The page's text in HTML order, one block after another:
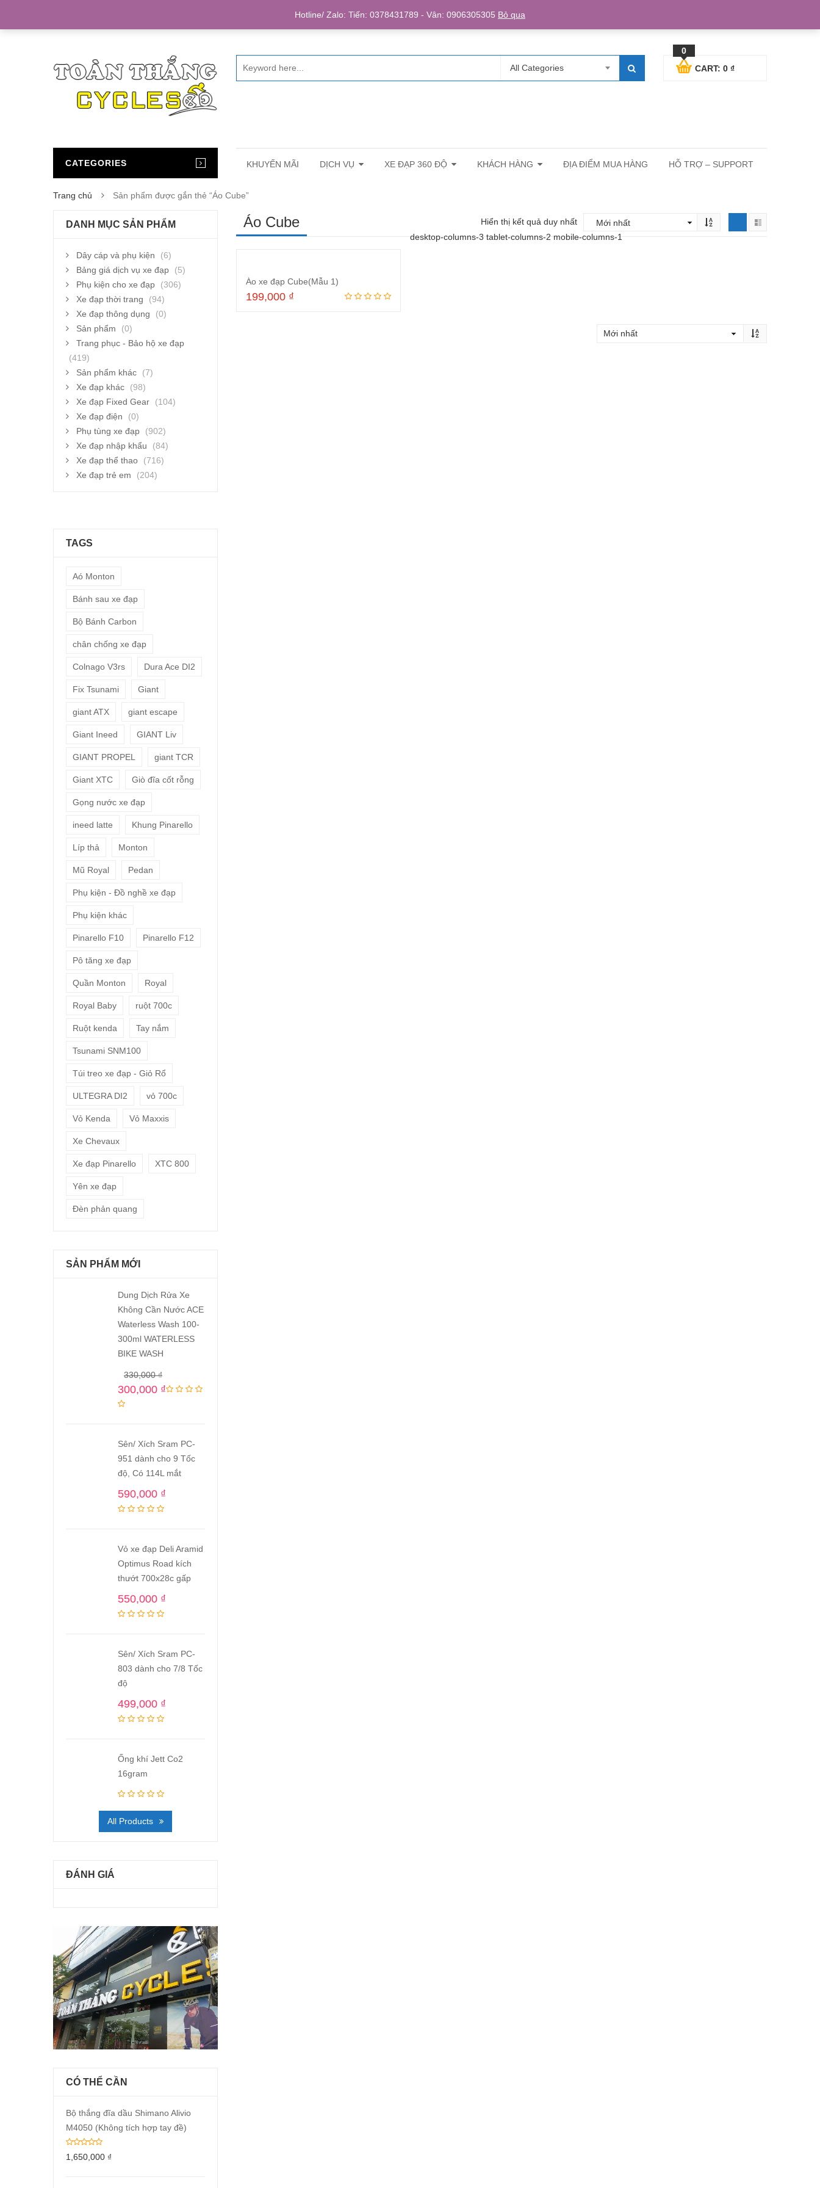
Login/Register
All Categories
0
CART: 0 ₫
CATEGORIES KHUYẾN MÃI DỊCH VỤ XE ĐẠP 360 ĐỘ KHÁCH HÀNG ĐỊA ĐIỂM MUA HÀNG HỖ TRỢ – SUPPORT
Trang chủ Sản phẩm được gắn thẻ “Áo Cube”
Áo Cube
Hiển thị kết quả duy nhất
desktop-columns-3 tablet-columns-2 mobile-columns-1
Áo xe đạp Cube(Mẫu 1)
199,000 ₫
DANH MỤC SẢN PHẨM
Dây cáp và phụ kiện
(6)
Bảng giá dịch vụ xe đạp
(5)
Phụ kiện cho xe đạp
(306)
Xe đạp thời trang
(94)
Xe đạp thông dụng
(0)
Sản phẩm
(0)
Trang phục - Bảo hộ xe đạp
(419)
Sản phẩm khác
(7)
Xe đạp khác
(98)
Xe đạp Fixed Gear
(104)
Xe đạp điện
(0)
Phụ tùng xe đạp
(902)
Xe đạp nhập khẩu
(84)
Xe đạp thể thao
(716)
Xe đạp trẻ em
(204)
TAGS
Aó Monton
Bánh sau xe đạp
Bộ Bánh Carbon
chân chống xe đạp
Colnago V3rs Dura Ace DI2
Fix Tsunami Giant
giant ATX giant escape
Giant Ineed GIANT Liv
GIANT PROPEL giant TCR
Giant XTC Giò đĩa cốt rỗng
Gọng nước xe đạp
ineed latte Khung Pinarello
Líp thả Monton
Mũ Royal Pedan
Phụ kiện - Đồ nghề xe đạp
Phụ kiện khác
Pinarello F10 Pinarello F12
Pô tăng xe đạp
Quần Monton Royal
Royal Baby ruột 700c
Ruột kenda Tay nắm
Tsunami SNM100
Túi treo xe đạp - Giỏ Rổ
ULTEGRA DI2 vỏ 700c
Vỏ Kenda Vỏ Maxxis
Xe Chevaux
Xe đạp Pinarello XTC 800
Yên xe đạp
Đèn phản quang
SẢN PHẨM MỚI
Dung Dịch Rửa Xe
Không Cần Nước ACE
Waterless Wash 100-
300ml WATERLESS
BIKE WASH
330,000₫
300,000 ₫
Sên/ Xích Sram PC-
951 dành cho 9 Tốc
độ, Có 114L mắt
590,000 ₫
Vỏ xe đạp Deli Aramid
Optimus Road kích
thướt 700x28c gấp
550,000 ₫
Sên/ Xích Sram PC-
803 dành cho 7/8 Tốc
độ
499,000 ₫
Ống khí Jett Co2
16gram
All Products
ĐÁNH GIÁ
CÓ THỂ CẦN
Bộ thắng đĩa dầu Shimano Alivio
M4050 (Không tích hợp tay đề)
1,650,000 ₫
Hotline/ Zalo: Tiến: 0378431789 - Vân: 0906305305 Bỏ qua